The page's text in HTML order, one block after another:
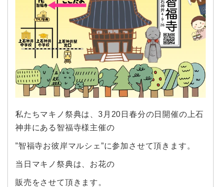
私たちマキノ祭典は、3月20日春分の日開催の上石
神井にある智福寺様主催の
”智福寺お彼岸マルシェ”に参加させて頂きます。
当日マキノ祭典は、お花の
販売をさせて頂きます。